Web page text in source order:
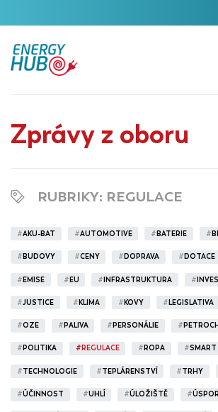
Zprávy z oboru
RUBRIKY: REGULACE
#AKU-BAT #AUTOMOTIVE # BATERIE #
# BUDOVY #CENY # DOPRAVA # DOTACE
# EMISE # EU # INFRASTRUKTURA #
#JUSTICE # KLIMA # KOVY # LEGISLATIVA
#OZE # PALIVA # PERSONÁLIE #
#POLITIKA #REGULACE #ROPA #SMART
#TECHNOLOGIE #TEPLÁRENSTVÍ #TRHY
#ÚČINNOST #UHLÍ #ÚLOŽIŠTĚ #